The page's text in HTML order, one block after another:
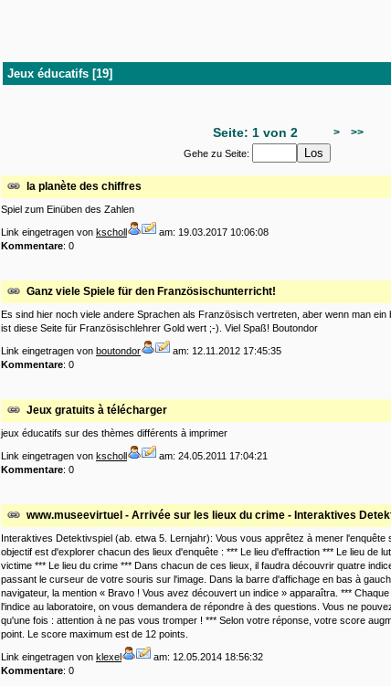
Jeux éducatifs [19]
Seite: 1 von 2 > >>
Gehe zu Seite:
la planète des chiffres
Spiel zum Einüben des Zahlen
Link eingetragen von kscholl
am: 19.03.2017 10:06:08
Kommentare: 0
Ganz viele Spiele für den Französischunterricht!
Es sind hier noch viele andere Sprachen als Französisch vertreten, aber wenn man ein
ist diese Seite für Französischlehrer Gold wert ;-). Viel Spaß! Boutondor
Link eingetragen von boutondor
am: 12.11.2012 17:45:35
Kommentare: 0
Jeux gratuits à télécharger
jeux éducatifs sur des thèmes différents à imprimer
Link eingetragen von kscholl
am: 24.05.2011 17:04:21
Kommentare: 0
www.museevirtuel - Arrivée sur les lieux du crime - Interaktives
Interaktives Detektivspiel (ab. etwa 5. Lernjahr): Vous vous apprêtez à mener l'enquête
objectif est d'explorer chacun des lieux d'enquête : *** Le lieu d'effraction *** Le lieu de
victime *** Le lieu du crime *** Dans chacun de ces lieux, il faudra découvrir quatre
passant le curseur de votre souris sur l'image. Dans la barre d'affichage en bas à
navigateur, la mention « Bravo ! Vous avez découvert un indice » apparaîtra. ***
l'indice au laboratoire, on vous demandera de répondre à des questions. Vous ne
qu'une fois : attention à ne pas vous tromper ! *** Selon votre réponse, votre score
point. Le score maximum est de 12 points.
Link eingetragen von klexel
am: 12.05.2014 18:56:32
Kommentare: 0